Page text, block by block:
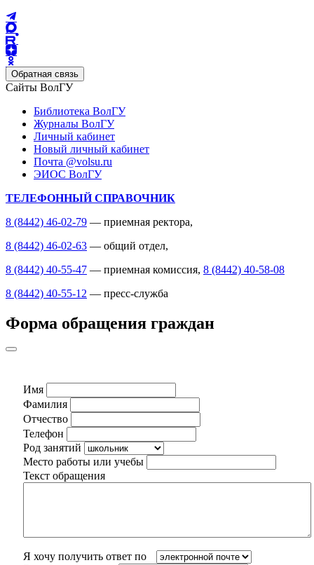
Обратная связь
Сайты ВолГУ
Библиотека ВолГУ
Журналы ВолГУ
Личный кабинет
Новый личный кабинет
Почта @volsu.ru
ЭИОС ВолГУ
ТЕЛЕФОННЫЙ СПРАВОЧНИК
8 (8442) 46-02-79 — приемная ректора,
8 (8442) 46-02-63 — общий отдел,
8 (8442) 40-55-47 — приемная комиссия, 8 (8442) 40-58-08
8 (8442) 40-55-12 — пресс-служба
Форма обращения граждан
Имя
Фамилия
Отчество
Телефон
Род занятий
Место работы или учебы
Текст обращения
Я хочу получить ответ по